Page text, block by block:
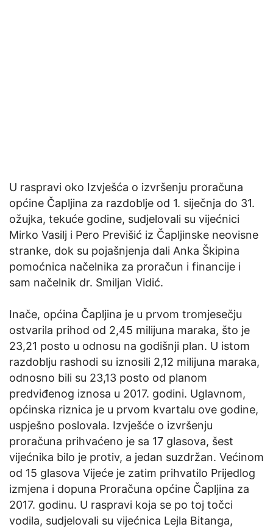
U raspravi oko Izvješća o izvršenju proračuna
općine Čapljina za razdoblje od 1. siječnja do 31.
ožujka, tekuće godine, sudjelovali su vijećnici
Mirko Vasilj i Pero Previšić iz Čapljinske neovisne
stranke, dok su pojašnjenja dali Anka Škipina
pomoćnica načelnika za proračun i financije i
sam načelnik dr. Smiljan Vidić.
Inače, općina Čapljina je u prvom tromjesečju
ostvarila prihod od 2,45 milijuna maraka, što je
23,21 posto u odnosu na godišnji plan. U istom
razdoblju rashodi su iznosili 2,12 milijuna maraka,
odnosno bili su 23,13 posto od planom
predviđenog iznosa u 2017. godini. Uglavnom,
općinska riznica je u prvom kvartalu ove godine,
uspješno poslovala. Izvješće o izvršenju
proračuna prihvaćeno je sa 17 glasova, šest
vijećnika bilo je protiv, a jedan suzdržan. Većinom
od 15 glasova Vijeće je zatim prihvatilo Prijedlog
izmjena i dopuna Proračuna općine Čapljina za
2017. godinu. U raspravi koja se po toj točci
vodila, sudjelovali su vijećnica Lejla Bitanga,